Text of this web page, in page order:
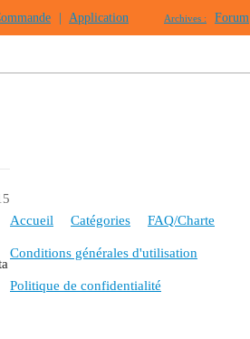
Application Archives : Forum
Accueil Catégories FAQ/Charte
Conditions générales d'utilisation
Politique de confidentialité